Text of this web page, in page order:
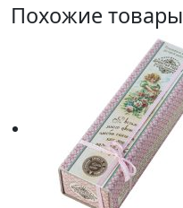
Похожие товары